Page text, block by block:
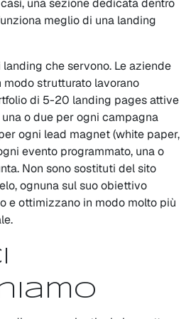
una sezione dedicata dentro
meglio di una landing
che servono. Le aziende
strutturato lavorano
di 5-20 landing pages attive
o due per ogni campagna
ogni lead magnet (white paper,
evento programmato, una o
Non sono sostituti del sito
ognuna sul suo obiettivo
e ottimizzano in modo molto più